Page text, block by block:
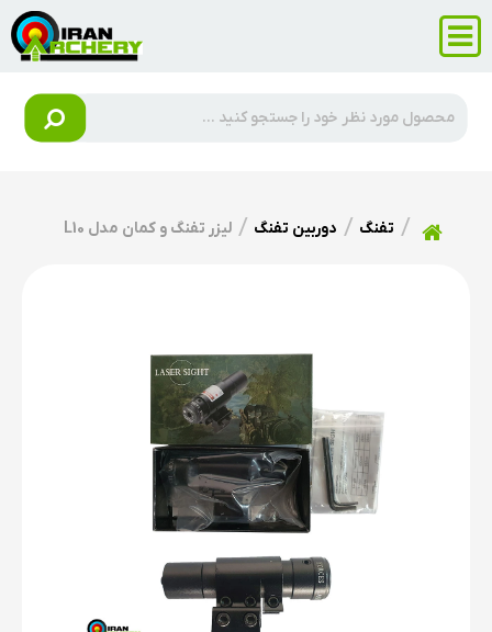
تفنگ دوربین تفنگ لیزر تفنگ و کمان مدل L10